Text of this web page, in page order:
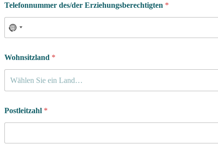
Telefonnummer des/der Erziehungsberechtigten *
Wohnsitzland *
Wählen Sie ein Land…
Postleitzahl *